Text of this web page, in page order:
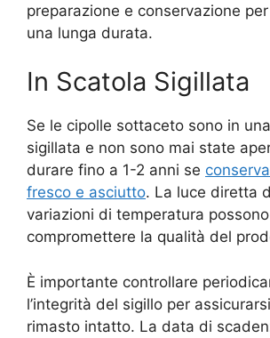
preparazione e conservazione
una lunga durata.
In Scatola Sigillata
Se le cipolle sottaceto sono in
sigillata e non sono mai state
durare fino a 1-2 anni se
fresco e asciutto. La luce diretta
variazioni di temperatura possono
compromettere la qualità del
È importante controllare
l’integrità del sigillo per
rimasto intatto. La data di